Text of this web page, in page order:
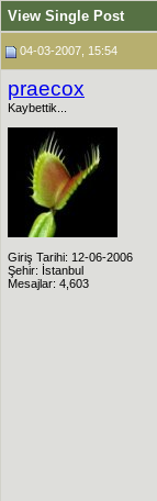
View Single Post
04-03-2007, 15:54
praecox
Kaybettik...
Giriş Tarihi: 12-06-2006
Şehir: İstanbul
Mesajlar: 4,603